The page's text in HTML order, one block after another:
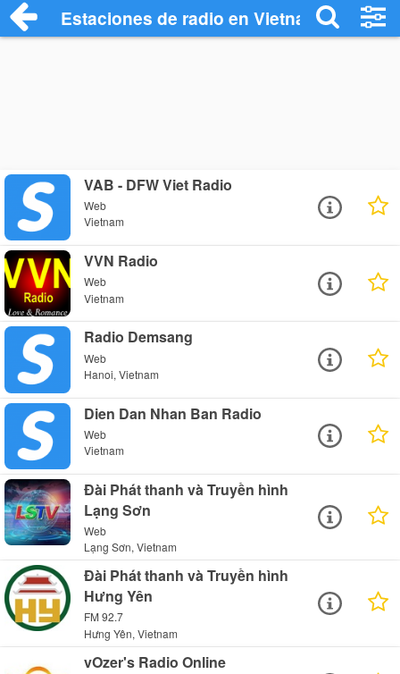
Estaciones de radio en Vietnam -
VAB - DFW Viet Radio
Web
Vietnam
VVN Radio
Web
Vietnam
Radio Demsang
Web
Hanoi, Vietnam
Dien Dan Nhan Ban Radio
Web
Vietnam
Đài Phát thanh và Truyền hình
Lạng Sơn
Web
Lạng Sơn, Vietnam
Đài Phát thanh và Truyền hình
Hưng Yên
FM 92.7
Hưng Yên, Vietnam
vOzer's Radio Online